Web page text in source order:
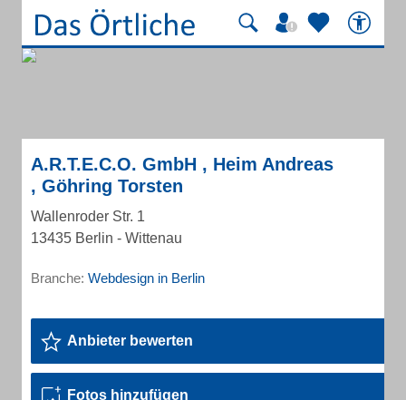
A.R.T.E.C.O. GmbH , Heim Andreas
, Göhring Torsten
Wallenroder Str. 1
13435 Berlin - Wittenau
Branche: Webdesign in Berlin
Anbieter bewerten
Fotos hinzufügen